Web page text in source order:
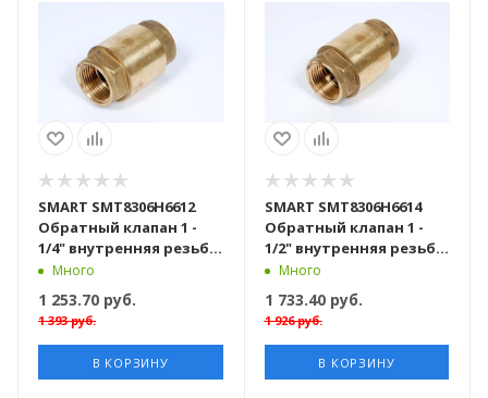
SMART SMT8306Н6612
Обратный клапан 1 -
1/4" внутренняя резьба,
латунь
Много
1 253.70 руб.
1 393руб.
В КОРЗИНУ
SMART SMT8306Н6614
Обратный клапан 1 -
1/2" внутренняя резьба,
латунь
Много
1 733.40руб.
1 926руб.
В КОРЗИНУ